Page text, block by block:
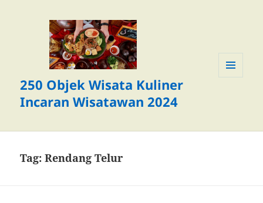
250 Objek Wisata Kuliner
Incaran Wisatawan 2024
Tag:Rendang Telur